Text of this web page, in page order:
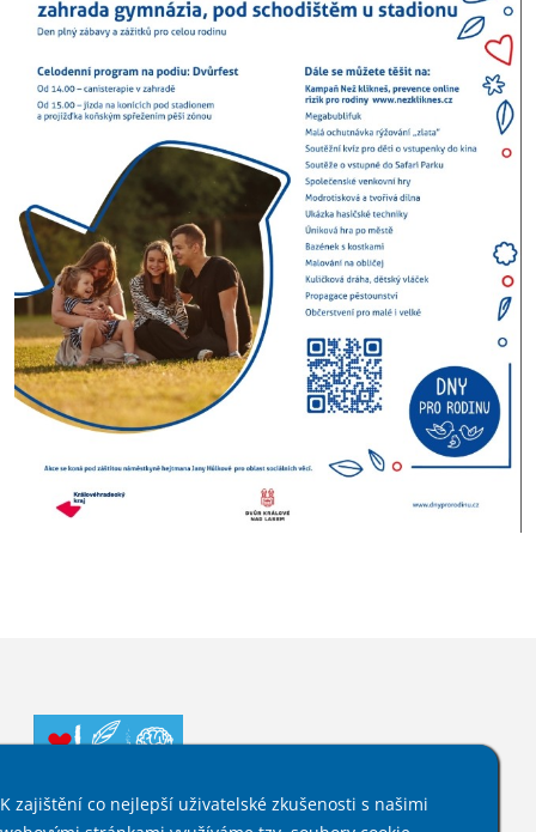
K zajištění co nejlepší uživatelské zkušenosti s našimi